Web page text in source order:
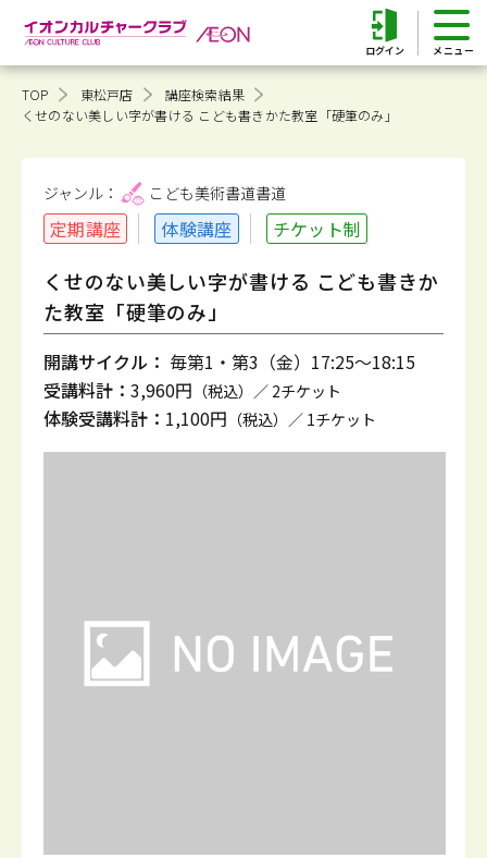
ログイン
TOP 東松戸店
講座検索結果
くせのない美しい字が書ける こども書きかた教室「硬筆のみ」
ジャンル： こども美術書道書道
定期講座 体験講座 チケット制
くせのない美しい字が書ける こども書きか
た教室「硬筆のみ」
開講サイクル： 毎第1・第3（金）17:25～18:15
受講料計： 3,960円 （税込）／ 2チケット
体験受講料計： 1,100円 （税込）／ 1チケット